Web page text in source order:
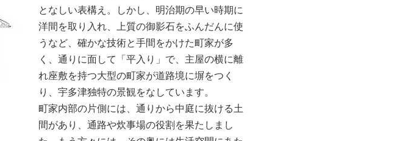
となしい表構え。しかし、明治期の早い時期に
洋間を取り入れ、上質の御影石をふんだんに使
うなど、確かな技術と手間をかけた町家が多
く、通りに面して「平入り」で、主屋の横に離
れ座敷を持つ大型の町家が道路境に塀をつく
り、宇多津独特の景観をなしています。
町家内部の片側には、通りから中庭に抜ける土
間があり、通路や炊事場の役割を果たしまし